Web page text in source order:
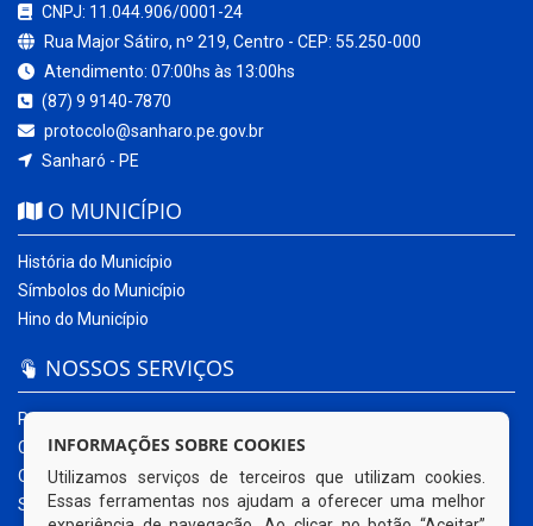
CNPJ: 11.044.906/0001-24
Rua Major Sátiro, nº 219, Centro - CEP: 55.250-000
Atendimento: 07:00hs às 13:00hs
(87) 9 9140-7870
protocolo@sanharo.pe.gov.br
Sanharó - PE
O MUNICÍPIO
História do Município
Símbolos do Município
Hino do Município
NOSSOS SERVIÇOS
Portal da Transparência
Carta de Serviços ao Usuário
Ouvidoria Municipal
Sistema Eletrônico – e-SIC
INFORMAÇÕES SOBRE COOKIES
Utilizamos serviços de terceiros que utilizam cookies.
Essas ferramentas nos ajudam a oferecer uma melhor